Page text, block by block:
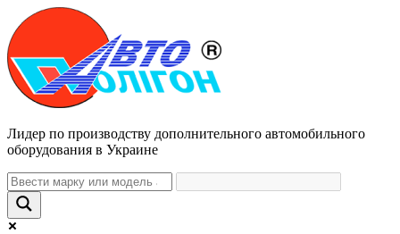
Лидер по производству дополнительного автомобильного
оборудования в Украине